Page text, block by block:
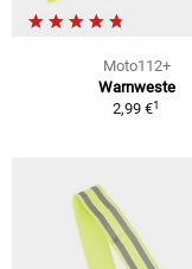
Moto112+
Warnweste
2,99 €1